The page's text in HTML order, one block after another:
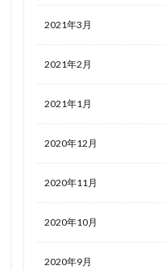
2021年3月
2021年2月
2021年1月
2020年12月
2020年11月
2020年10月
2020年9月